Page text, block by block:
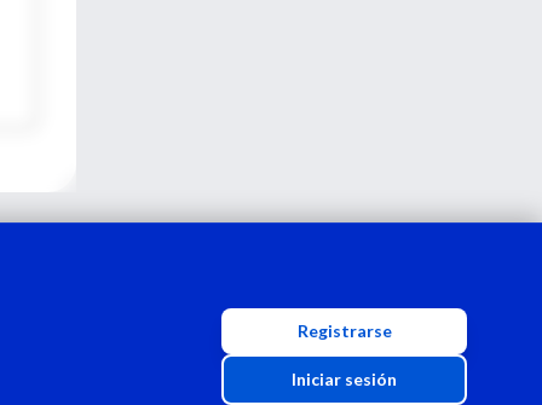
Registrarse
Iniciar sesión